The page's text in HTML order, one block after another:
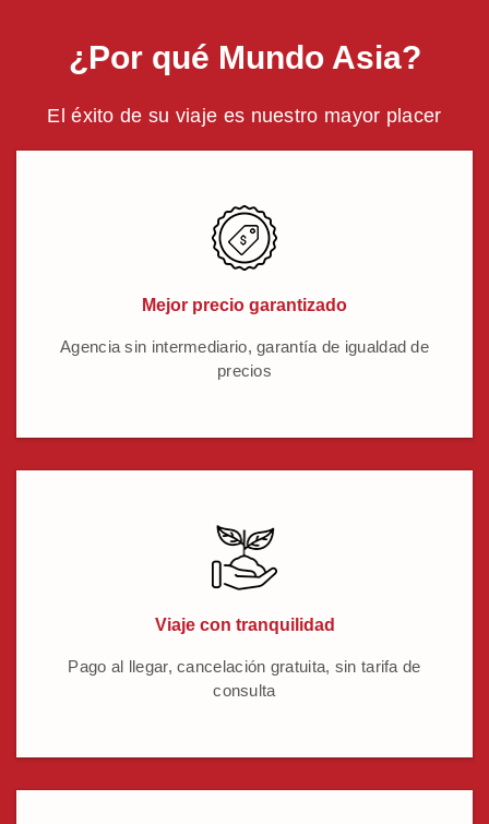
¿Por qué Mundo Asia?
El éxito de su viaje es nuestro mayor placer
Mejor precio garantizado
Agencia sin intermediario, garantía de igualdad de
precios
Viaje con tranquilidad
Pago al llegar, cancelación gratuita, sin tarifa de
consulta